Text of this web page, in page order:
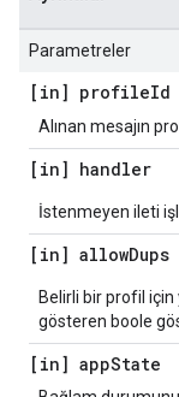
Parametreler
[in] profileId
Alınan mesajın
[in] handler
İstenmeyen ileti
[in] allowDups
Belirli bir profil
gösteren boole
[in] appState